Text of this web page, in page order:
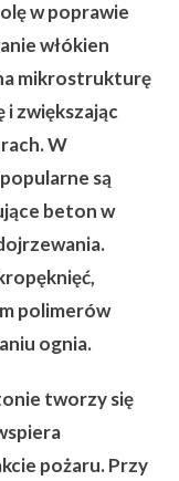
w poprawie
włókien
mikrostrukturę
i zwiększając
W
są
beton w
polimerów
ognia.
tworzy się
pożaru. Przy